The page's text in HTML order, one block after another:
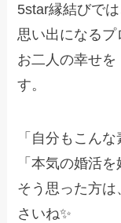
5star縁結びで
思い出になるプ
お二人の幸せを
す。
「自分もこん
「本気の婚活を
そう思った方
さいね✨